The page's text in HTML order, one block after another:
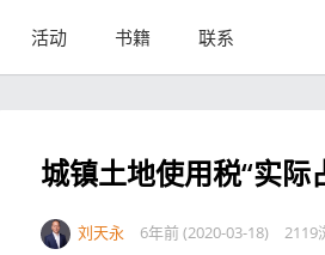
活动 书籍 联系
城镇土地使用税“实
刘天永 6年前 (2020-03-18) 2119